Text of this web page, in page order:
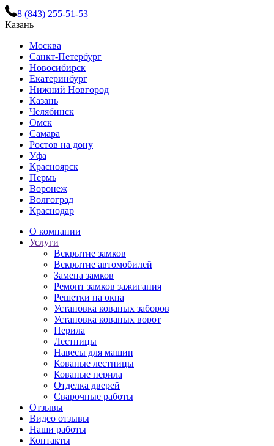
8 (843) 255-51-53
Казань
Москва
Санкт-Петербург
Новосибирск
Екатеринбург
Нижний Новгород
Казань
Челябинск
Омск
Самара
Ростов на дону
Уфа
Красноярск
Пермь
Воронеж
Волгоград
Краснодар
О компании
Услуги
Вскрытие замков
Вскрытие автомобилей
Замена замков
Ремонт замков зажигания
Решетки на окна
Установка кованых заборов
Установка кованых ворот
Перила
Лестницы
Навесы для машин
Кованые лестницы
Кованые перила
Отделка дверей
Сварочные работы
Отзывы
Видео отзывы
Наши работы
Контакты